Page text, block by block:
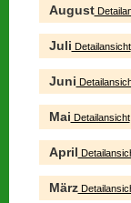
August
Juli Detailansicht
Juni
Mai Detailansicht
April
März